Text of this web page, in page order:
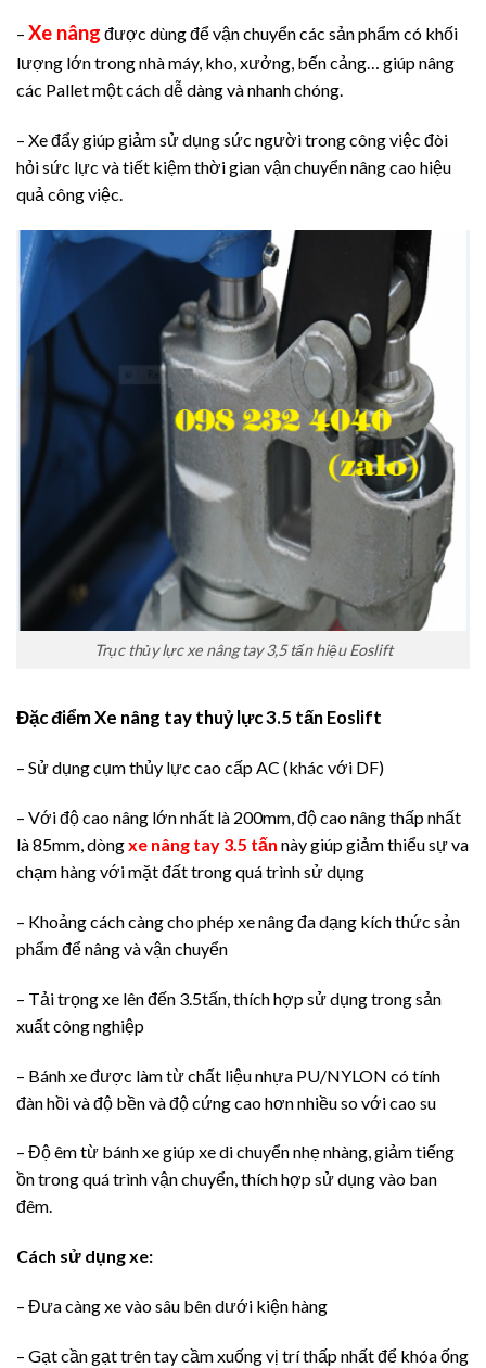
– Xe nâng được dùng để vận chuyển các sản phẩm có khối
lượng lớn trong nhà máy, kho, xưởng, bến cảng… giúp nâng
các Pallet một cách dễ dàng và nhanh chóng.
– Xe đẩy giúp giảm sử dụng sức người trong công việc đòi
hỏi sức lực và tiết kiệm thời gian vận chuyển nâng cao hiệu
quả công việc.
Trục thủy lực xe nâng tay 3,5 tấn hiệu Eoslift
Đặc điểm Xe nâng tay thuỷ lực 3.5 tấn Eoslift
– Sử dụng cụm thủy lực cao cấp AC (khác với DF)
– Với độ cao nâng lớn nhất là 200mm, độ cao nâng thấp nhất
là 85mm, dòngxe nâng tay 3.5 tấn này giúp giảm thiểu sự va
chạm hàng với mặt đất trong quá trình sử dụng
– Khoảng cách càng cho phép xe nâng đa dạng kích thức sản
phẩm để nâng và vận chuyển
– Tải trọng xe lên đến 3.5tấn, thích hợp sử dụng trong sản
xuất công nghiệp
– Bánh xe được làm từ chất liệu nhựa PU/NYLON có tính
đàn hồi và độ bền và độ cứng cao hơn nhiều so với cao su
– Độ êm từ bánh xe giúp xe di chuyển nhẹ nhàng, giảm tiếng
ồn trong quá trình vận chuyển, thích hợp sử dụng vào ban
đêm.
Cách sử dụng xe:
– Đưa càng xe vào sâu bên dưới kiện hàng
– Gạt cần gạt trên tay cầm xuống vị trí thấp nhất để khóa ống